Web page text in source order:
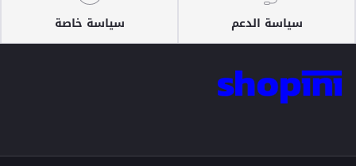
سياسة الدعم سياسة خاصة